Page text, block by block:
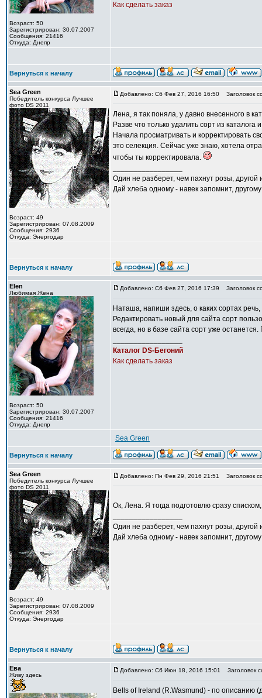
Возраст: 50
Зарегистрирован: 30.07.2007
Сообщения: 21416
Откуда: Днепр
Как сделать заказ
Вернуться к началу
Sea Green
Победитель конкурса Лучшее
фото DS 2011
Возраст: 49
Зарегистрирован: 07.08.2009
Сообщения: 2936
Откуда: Энергодар
Добавлено: Сб Фев 27, 2016 16:50 Заголовок
Лена, я так поняла, у давно внесенного в
Разве что только удалить сорт из
Начала просматривать и корректировать
это селекция. Сейчас уже знаю, хотела
чтобы ты корректировала.
Один не разберет, чем пахнут розы, другой
Дай хлеба одному - навек запомнит,
Вернуться к началу
Elen
Любимая Жена
Возраст: 50
Зарегистрирован: 30.07.2007
Сообщения: 21416
Откуда: Днепр
Добавлено: Сб Фев 27, 2016 17:39 Заголовок
Наташа, напиши здесь, о каких сортах
Редактировать новый для сайта сорт
всегда, но в базе сайта сорт уже
Каталог DS-Бегоний
Как сделать заказ
Sea Green
Вернуться к началу
Sea Green
Победитель конкурса Лучшее
фото DS 2011
Возраст: 49
Зарегистрирован: 07.08.2009
Сообщения: 2936
Откуда: Энергодар
Добавлено: Пн Фев 29, 2016 21:51 Заголовок
Ок, Лена. Я тогда подготовлю сразу
Один не разберет, чем пахнут розы, другой
Дай хлеба одному - навек запомнит,
Вернуться к началу
Ева
Живу здесь
Добавлено: Сб Июн 18, 2016 15:01 Заголовок
Bells of Ireland (R.Wasmund) - по описанию